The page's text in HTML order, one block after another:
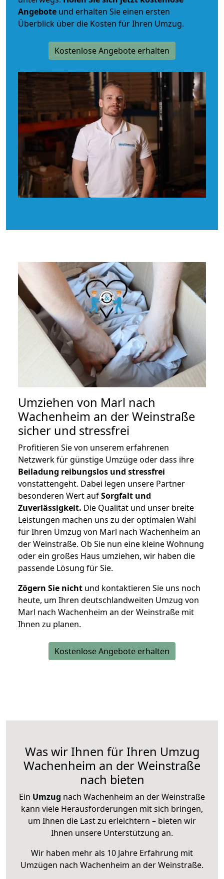
Angebote und erhalten Sie einen ersten
Überblick über die Kosten für Ihren Umzug.
Kostenlose Angebote erhalten
Umziehen von Marl nach
Wachenheim an der Weinstraße
sicher und stressfrei
Profitieren Sie von unserem erfahrenen
Netzwerk für günstige Umzüge oder dass ihre
Beiladung reibungslos und stressfrei
vonstattengeht. Dabei legen unsere Partner
besonderen Wert aufSorgfalt und
Zuverlässigkeit. Die Qualität und unser breite
Leistungen machen uns zu der optimalen Wahl
für Ihren Umzug von Marl nach Wachenheim an
der Weinstraße. Ob Sie nun eine kleine Wohnung
oder ein großes Haus umziehen, wir haben die
passende Lösung für Sie.
Zögern Sie nicht und kontaktieren Sie uns noch
heute, um Ihren deutschlandweiten Umzug von
Marl nach Wachenheim an der Weinstraße mit
Ihnen zu planen.
Kostenlose Angebote erhalten
Was wir Ihnen für Ihren Umzug
Wachenheim an der Weinstraße
nach bieten
Ein Umzug nach Wachenheim an der Weinstraße
kann viele Herausforderungen mit sich bringen,
um Ihnen die Last zu erleichtern – bieten wir
Ihnen unsere Unterstützung an.
Wir haben mehr als 10 Jahre Erfahrung mit
Umzügen nach Wachenheim an der Weinstraße.